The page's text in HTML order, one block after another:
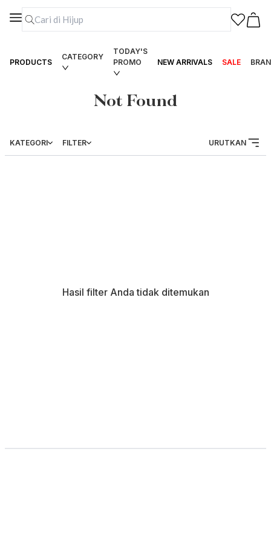
PRODUCTS
CATEGORY
TODAY'S
PROMO
NEW ARRIVALS SALE
Not Found
KATEGORI FILTER URUTKAN
Hasil filter Anda tidak ditemukan